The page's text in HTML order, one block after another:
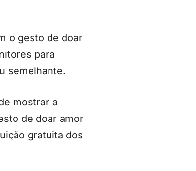
o gesto de doar
para
semelhante.
mostrar a
de doar amor
gratuita dos